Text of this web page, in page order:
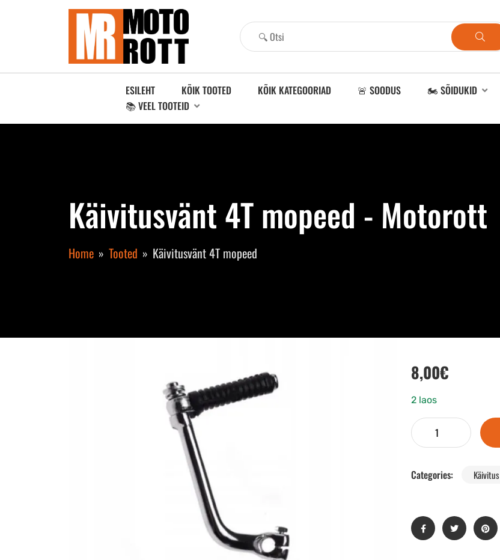
ESILEHT KÕIK TOOTED KÕIK KATEGOORIAD 🚨 SOODUS 🏍️ SÕIDUKID
📚 VEEL TOOTEID
Käivitusvänt 4T mopeed - Motorott
Home Tooted Käivitusvänt 4T mopeed
8,00€
2 laos
Categories: Käivitus